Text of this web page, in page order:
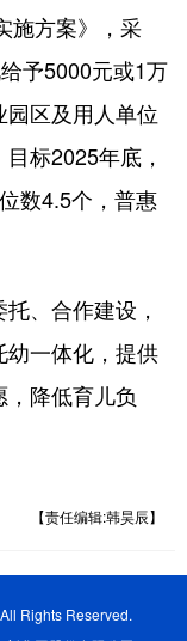
施方案》，采
予5000元或1万
区及用人单位
标2025年底，
数4.5个，普惠
、合作建设，
一体化，提供
降低育儿负
【责任编辑:韩昊辰】
Rights Reserved.